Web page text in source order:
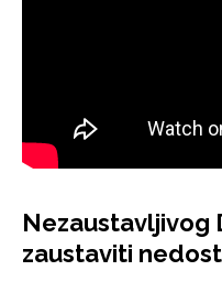
Nezaustavljivog
zaustaviti